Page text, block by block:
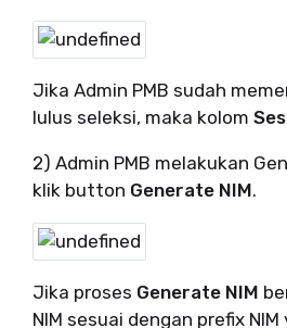
Jika Admin PMB sudah
lulus seleksi, maka kolom
2) Admin PMB melakukan
klik button Generate NIM.
Jika proses Generate NIM
NIM sesuai dengan prefix